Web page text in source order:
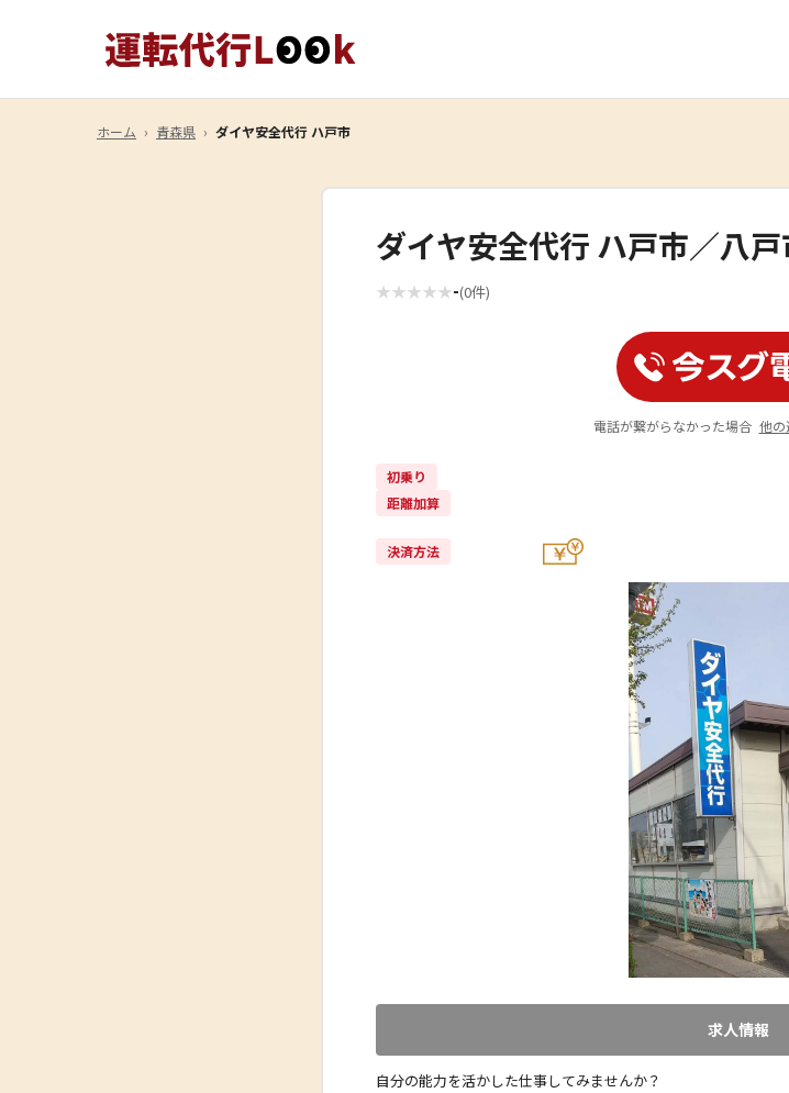
ホーム › 青森県 › ダイヤ安全代行 ハ戸市
ダイヤ安全代行 ハ戸市／八
★★★★★-(0件)
電話が繋がらなかった場合 他の
初乗り
距離加算
決済方法
求人情報
自分の能力を活かした仕事してみませんか？